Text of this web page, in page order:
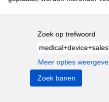
Zoek op trefwoord
Meer opties